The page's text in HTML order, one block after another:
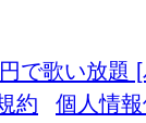
で歌い放題
約
個人情